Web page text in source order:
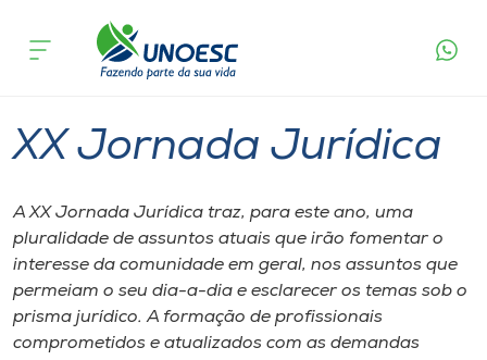
Cursos
Atendimento ao Estudante
Portal de Ensino
XX Jornada Jurídica
A XX Jornada Jurídica traz, para este ano, uma
pluralidade de assuntos atuais que irão fomentar o
interesse da comunidade em geral, nos assuntos que
permeiam o seu dia-a-dia e esclarecer os temas sob o
prisma jurídico. A formação de profissionais
comprometidos e atualizados com as demandas